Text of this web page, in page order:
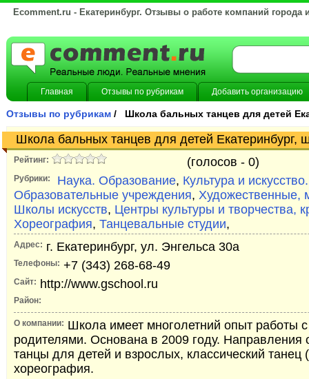
Ecomment.ru - Екатеринбург. Отзывы о работе компаний города
Главная Отзывы по рубрикам Добавить организацию
Отзывы по рубрикам / Школа бальных танцев для детей
Школа бальных танцев для детей Екатеринбург,
Рейтинг: (голосов - 0)
Рубрики: Наука. Образование, Культура и
Образовательные учреждения, Художественные,
Школы искусств, Центры культуры и творчества,
Хореография, Танцевальные студии,
Адрес: г. Екатеринбург, ул. Энгельса 30а
Телефоны: +7 (343) 268-68-49
Сайт: http://www.gschool.ru
Район:
О компании: Школа имеет многолетний опыт работы
родителями. Основана в 2009 году. Направления
танцы для детей и взрослых, классический танец
хореография.